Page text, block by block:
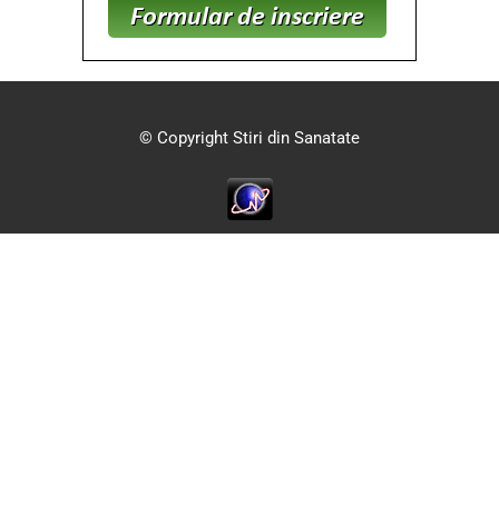
© Copyright Stiri din Sanatate